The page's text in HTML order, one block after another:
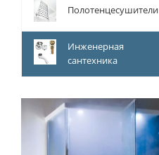
Полотенцесушители
Инженерная
сантехника